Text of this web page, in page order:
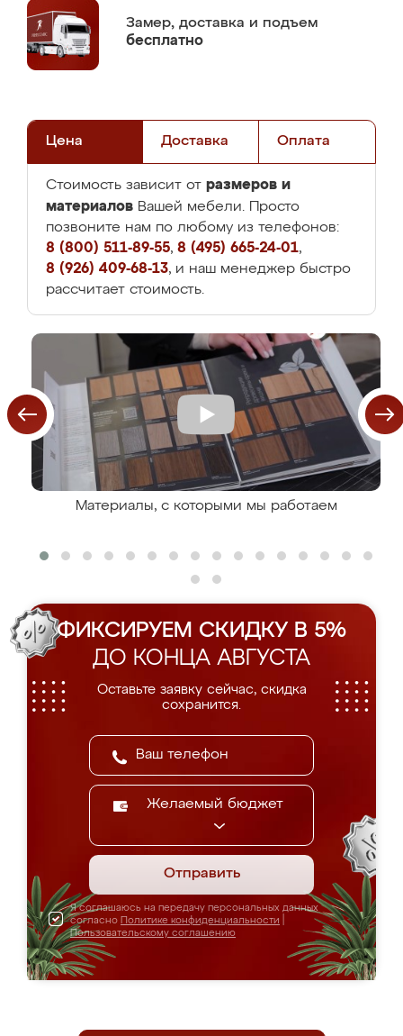
Замер, доставка и подъем
бесплатно
Цена Доставка Оплата
Стоимость зависит от размеров и
материалов Вашей мебели. Просто
позвоните нам по любому из телефонов:
8 (800) 511-89-55, 8 (495) 665-24-01,
8 (926) 409-68-13, и наш менеджер быстро
рассчитает стоимость.
Материалы, с которыми мы работаем
ФИКСИРУЕМ СКИДКУ В 5%
ДО КОНЦА АВГУСТА
Оставьте заявку сейчас, скидка
сохранится.
Желаемый бюджет
Отправить
Я соглашаюсь на передачу персональных данных
согласно Политике конфиденциальности
Пользовательскому соглашению